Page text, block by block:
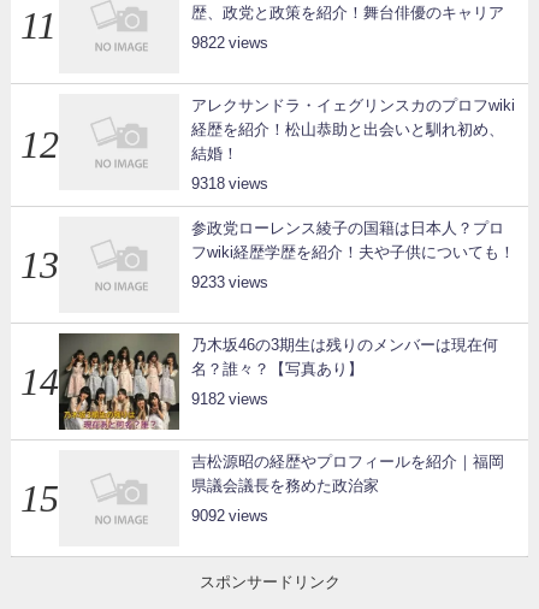
歴、政党と政策を紹介！舞台俳優のキャリア
9822
アレクサンドラ・イェグリンスカのプロフwiki
経歴を紹介！松山恭助と出会いと馴れ初め、
結婚！
9318
参政党ローレンス綾子の国籍は日本人？プロ
フwiki経歴学歴を紹介！夫や子供についても！
9233
乃木坂46の3期生は残りのメンバーは現在何
名？誰々？【写真あり】
9182
吉松源昭の経歴やプロフィールを紹介｜福岡
県議会議長を務めた政治家
9092
スポンサードリンク